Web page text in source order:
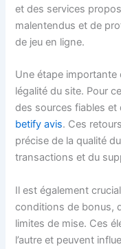
et des services
malentendus et de
de jeu en ligne.
Une étape importante
légalité du site. Pour
des sources fiables et
betify avis. Ces
précise de la qualité
transactions et du
Il est également
conditions de bonus,
limites de mise. Ces
l’autre et peuvent